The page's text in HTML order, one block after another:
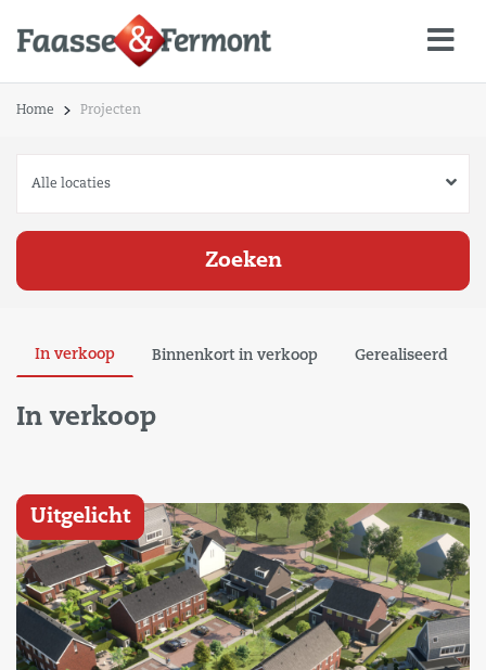
Home Projecten
Zoeken
In verkoop Binnenkort in verkoop Gerealiseerd
In verkoop
Uitgelicht